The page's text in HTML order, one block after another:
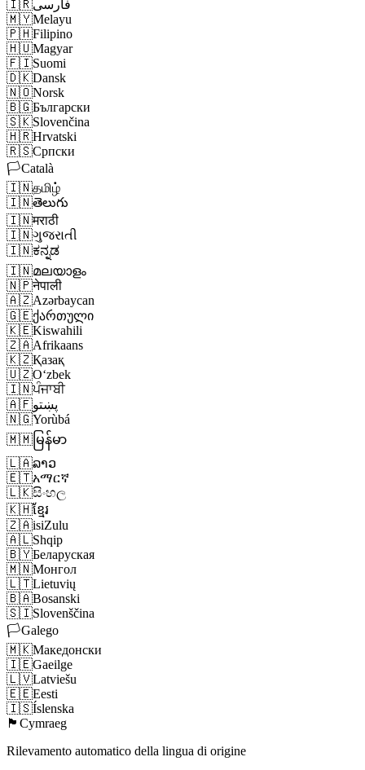
🇮🇷فارسی
🇲🇾Melayu
🇵🇭Filipino
🇭🇺Magyar
🇫🇮Suomi
🇩🇰Dansk
🇳🇴Norsk
🇧🇬Български
🇸🇰Slovenčina
🇭🇷Hrvatski
🇷🇸Српски
🏳️Català
🇮🇳தமிழ்
🇮🇳తెలుగు
🇮🇳मराठी
🇮🇳ગુજરાતી
🇮🇳ಕನ್ನಡ
🇮🇳മലയാളം
🇳🇵नेपाली
🇦🇿Azərbaycan
🇬🇪ქართული
🇰🇪Kiswahili
🇿🇦Afrikaans
🇰🇿Қазақ
🇺🇿Oʻzbek
🇮🇳ਪੰਜਾਬੀ
🇦🇫پښتو
🇳🇬Yorùbá
🇲🇲 မြန်မာ
🇱🇦ລາວ
🇪🇹አማርኛ
🇱🇰සිංහල
🇰🇭ខ្មែរ
🇿🇦isiZulu
🇦🇱Shqip
🇧🇾Беларуская
🇲🇳Монгол
🇱🇹Lietuvių
🇧🇦Bosanski
🇸🇮Slovenščina
🏳️Galego
🇲🇰Македонски
🇮🇪Gaeilge
🇱🇻Latviešu
🇪🇪Eesti
🇮🇸Íslenska
🏴󠁧󠁢󠁷󠁬󠁳󠁿 Cymraeg
Rilevamento automatico della lingua di origine